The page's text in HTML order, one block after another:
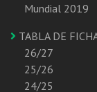
Mundial 2019
TABLA DE
26/27
25/26
24/25